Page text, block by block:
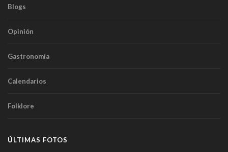
Blogs
Opinión
Gastronomía
Calendarios
Folklore
ÚLTIMAS FOTOS